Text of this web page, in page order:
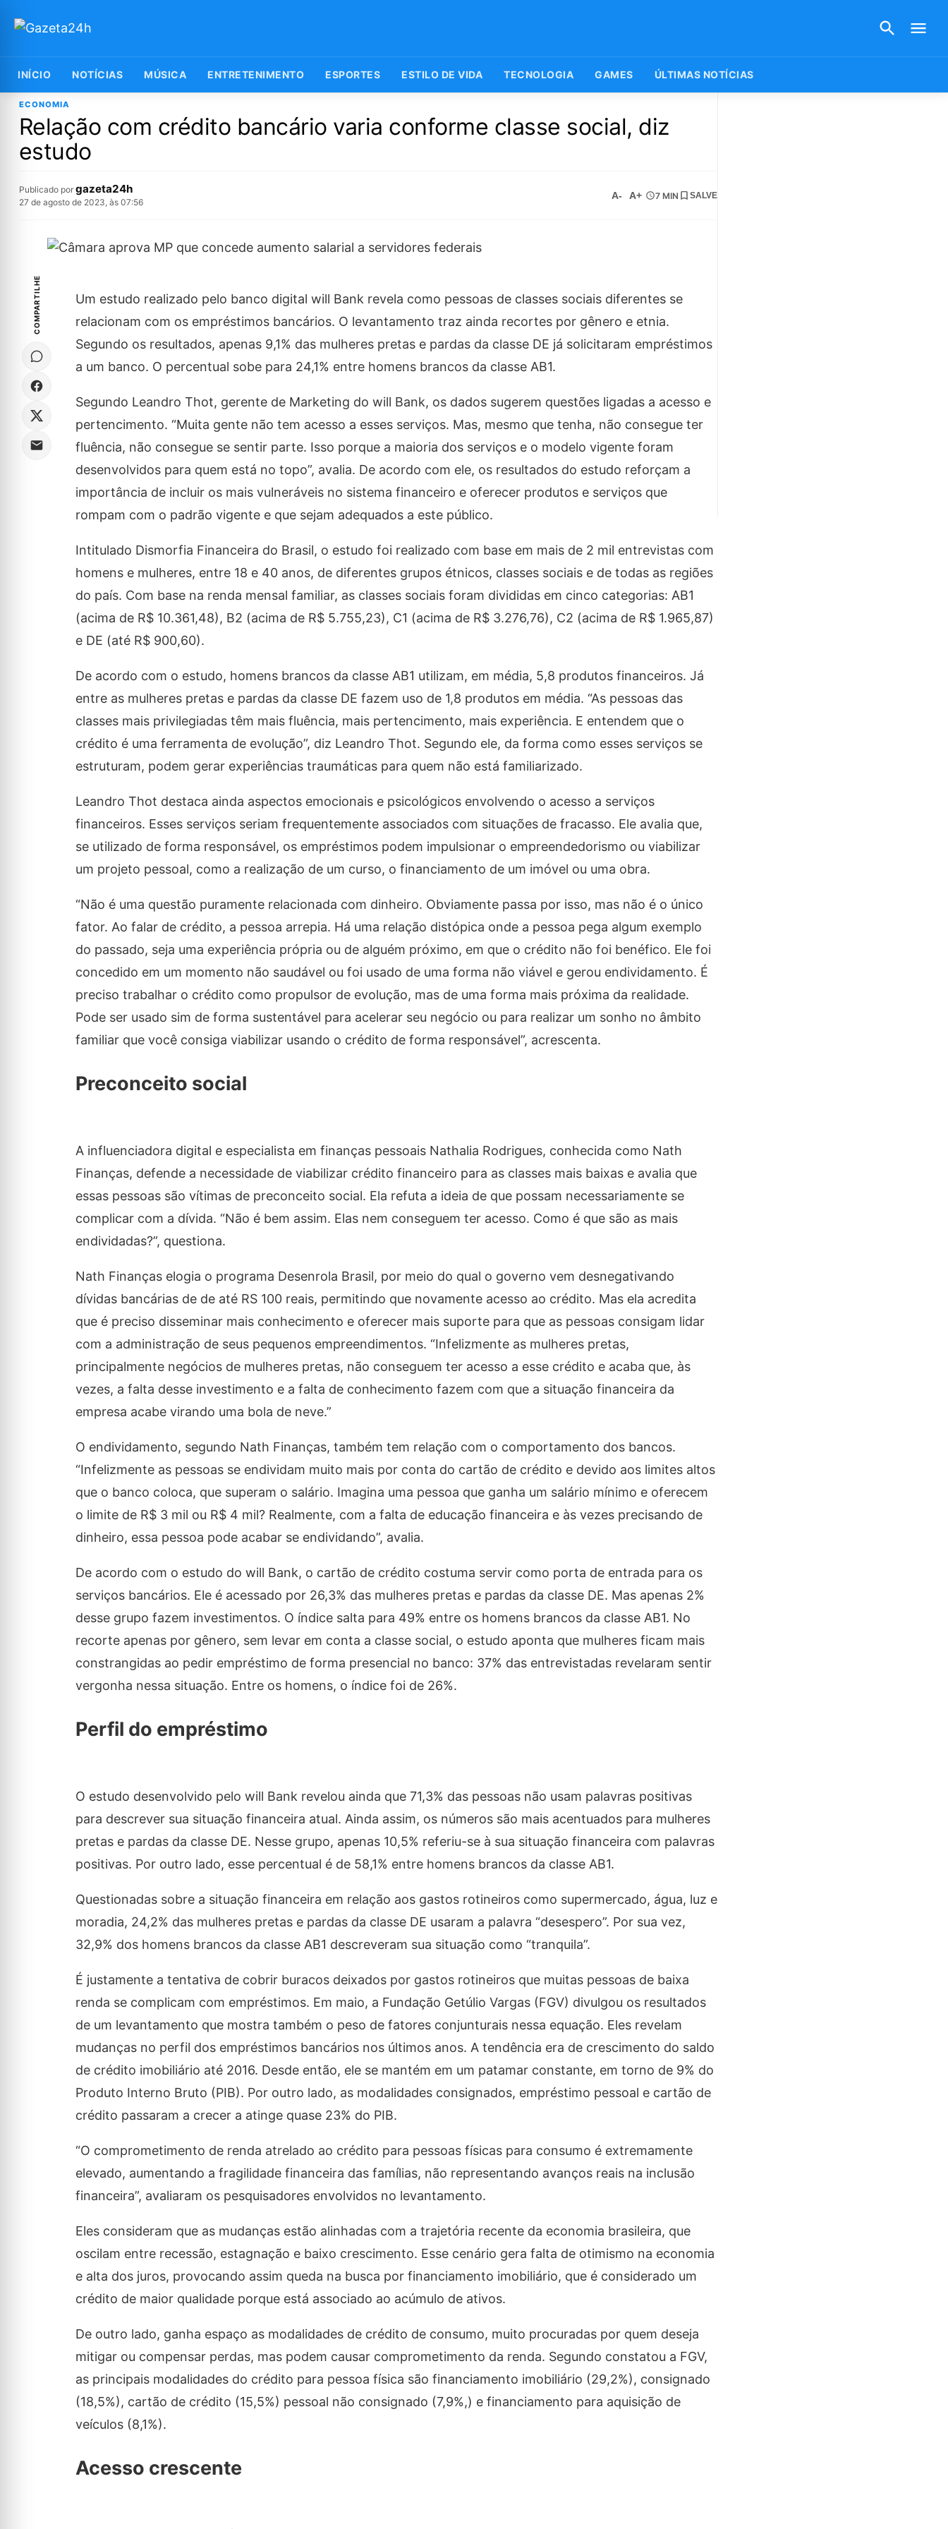
INÍCIO NOTÍCIAS MÚSICA ENTRETENIMENTO ESPORTES ESTILO DE VIDA TECNOLOGIA GAMES ÚLTIMAS NOTÍCIAS
ECONOMIA
Relação com crédito bancário varia conforme classe social, diz
estudo
Publicado por gazeta24h
27 de agosto de 2023, às 07:56
A- A+ 7 MIN SALVE
COMPARTILHE
Um estudo realizado pelo banco digital will Bank revela como pessoas de classes sociais diferentes se
relacionam com os empréstimos bancários. O levantamento traz ainda recortes por gênero e etnia.
Segundo os resultados, apenas 9,1% das mulheres pretas e pardas da classe DE já solicitaram empréstimos
a um banco. O percentual sobe para 24,1% entre homens brancos da classe AB1.
Segundo Leandro Thot, gerente de Marketing do will Bank, os dados sugerem questões ligadas a acesso e
pertencimento. “Muita gente não tem acesso a esses serviços. Mas, mesmo que tenha, não consegue ter
fluência, não consegue se sentir parte. Isso porque a maioria dos serviços e o modelo vigente foram
desenvolvidos para quem está no topo”, avalia. De acordo com ele, os resultados do estudo reforçam a
importância de incluir os mais vulneráveis no sistema financeiro e oferecer produtos e serviços que
rompam com o padrão vigente e que sejam adequados a este público.
Intitulado Dismorfia Financeira do Brasil, o estudo foi realizado com base em mais de 2 mil entrevistas com
homens e mulheres, entre 18 e 40 anos, de diferentes grupos étnicos, classes sociais e de todas as regiões
do país. Com base na renda mensal familiar, as classes sociais foram divididas em cinco categorias: AB1
(acima de R$ 10.361,48), B2 (acima de R$ 5.755,23), C1 (acima de R$ 3.276,76), C2 (acima de R$ 1.965,87)
e DE (até R$ 900,60).
De acordo com o estudo, homens brancos da classe AB1 utilizam, em média, 5,8 produtos financeiros. Já
entre as mulheres pretas e pardas da classe DE fazem uso de 1,8 produtos em média. “As pessoas das
classes mais privilegiadas têm mais fluência, mais pertencimento, mais experiência. E entendem que o
crédito é uma ferramenta de evolução”, diz Leandro Thot. Segundo ele, da forma como esses serviços se
estruturam, podem gerar experiências traumáticas para quem não está familiarizado.
Leandro Thot destaca ainda aspectos emocionais e psicológicos envolvendo o acesso a serviços
financeiros. Esses serviços seriam frequentemente associados com situações de fracasso. Ele avalia que,
se utilizado de forma responsável, os empréstimos podem impulsionar o empreendedorismo ou viabilizar
um projeto pessoal, como a realização de um curso, o financiamento de um imóvel ou uma obra.
“Não é uma questão puramente relacionada com dinheiro. Obviamente passa por isso, mas não é o único
fator. Ao falar de crédito, a pessoa arrepia. Há uma relação distópica onde a pessoa pega algum exemplo
do passado, seja uma experiência própria ou de alguém próximo, em que o crédito não foi benéfico. Ele foi
concedido em um momento não saudável ou foi usado de uma forma não viável e gerou endividamento. É
preciso trabalhar o crédito como propulsor de evolução, mas de uma forma mais próxima da realidade.
Pode ser usado sim de forma sustentável para acelerar seu negócio ou para realizar um sonho no âmbito
familiar que você consiga viabilizar usando o crédito de forma responsável”, acrescenta.
Preconceito social
A influenciadora digital e especialista em finanças pessoais Nathalia Rodrigues, conhecida como Nath
Finanças, defende a necessidade de viabilizar crédito financeiro para as classes mais baixas e avalia que
essas pessoas são vítimas de preconceito social. Ela refuta a ideia de que possam necessariamente se
complicar com a dívida. “Não é bem assim. Elas nem conseguem ter acesso. Como é que são as mais
endividadas?”, questiona.
Nath Finanças elogia o programa Desenrola Brasil, por meio do qual o governo vem desnegativando
dívidas bancárias de de até RS 100 reais, permitindo que novamente acesso ao crédito. Mas ela acredita
que é preciso disseminar mais conhecimento e oferecer mais suporte para que as pessoas consigam lidar
com a administração de seus pequenos empreendimentos. “Infelizmente as mulheres pretas,
principalmente negócios de mulheres pretas, não conseguem ter acesso a esse crédito e acaba que, às
vezes, a falta desse investimento e a falta de conhecimento fazem com que a situação financeira da
empresa acabe virando uma bola de neve.”
O endividamento, segundo Nath Finanças, também tem relação com o comportamento dos bancos.
“Infelizmente as pessoas se endividam muito mais por conta do cartão de crédito e devido aos limites altos
que o banco coloca, que superam o salário. Imagina uma pessoa que ganha um salário mínimo e oferecem
o limite de R$ 3 mil ou R$ 4 mil? Realmente, com a falta de educação financeira e às vezes precisando de
dinheiro, essa pessoa pode acabar se endividando”, avalia.
De acordo com o estudo do will Bank, o cartão de crédito costuma servir como porta de entrada para os
serviços bancários. Ele é acessado por 26,3% das mulheres pretas e pardas da classe DE. Mas apenas 2%
desse grupo fazem investimentos. O índice salta para 49% entre os homens brancos da classe AB1. No
recorte apenas por gênero, sem levar em conta a classe social, o estudo aponta que mulheres ficam mais
constrangidas ao pedir empréstimo de forma presencial no banco: 37% das entrevistadas revelaram sentir
vergonha nessa situação. Entre os homens, o índice foi de 26%.
Perfil do empréstimo
O estudo desenvolvido pelo will Bank revelou ainda que 71,3% das pessoas não usam palavras positivas
para descrever sua situação financeira atual. Ainda assim, os números são mais acentuados para mulheres
pretas e pardas da classe DE. Nesse grupo, apenas 10,5% referiu-se à sua situação financeira com palavras
positivas. Por outro lado, esse percentual é de 58,1% entre homens brancos da classe AB1.
Questionadas sobre a situação financeira em relação aos gastos rotineiros como supermercado, água, luz e
moradia, 24,2% das mulheres pretas e pardas da classe DE usaram a palavra “desespero”. Por sua vez,
32,9% dos homens brancos da classe AB1 descreveram sua situação como “tranquila”.
É justamente a tentativa de cobrir buracos deixados por gastos rotineiros que muitas pessoas de baixa
renda se complicam com empréstimos. Em maio, a Fundação Getúlio Vargas (FGV) divulgou os resultados
de um levantamento que mostra também o peso de fatores conjunturais nessa equação. Eles revelam
mudanças no perfil dos empréstimos bancários nos últimos anos. A tendência era de crescimento do saldo
de crédito imobiliário até 2016. Desde então, ele se mantém em um patamar constante, em torno de 9% do
Produto Interno Bruto (PIB). Por outro lado, as modalidades consignados, empréstimo pessoal e cartão de
crédito passaram a crecer a atinge quase 23% do PIB.
“O comprometimento de renda atrelado ao crédito para pessoas físicas para consumo é extremamente
elevado, aumentando a fragilidade financeira das famílias, não representando avanços reais na inclusão
financeira”, avaliaram os pesquisadores envolvidos no levantamento.
Eles consideram que as mudanças estão alinhadas com a trajetória recente da economia brasileira, que
oscilam entre recessão, estagnação e baixo crescimento. Esse cenário gera falta de otimismo na economia
e alta dos juros, provocando assim queda na busca por financiamento imobiliário, que é considerado um
crédito de maior qualidade porque está associado ao acúmulo de ativos.
De outro lado, ganha espaço as modalidades de crédito de consumo, muito procuradas por quem deseja
mitigar ou compensar perdas, mas podem causar comprometimento da renda. Segundo constatou a FGV,
as principais modalidades do crédito para pessoa física são financiamento imobiliário (29,2%), consignado
(18,5%), cartão de crédito (15,5%) pessoal não consignado (7,9%,) e financiamento para aquisição de
veículos (8,1%).
Acesso crescente